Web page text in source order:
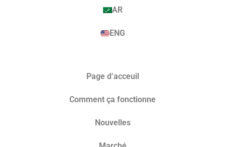
AR
ENG
Page d’acceuil
Comment ça fonctionne
Nouvelles